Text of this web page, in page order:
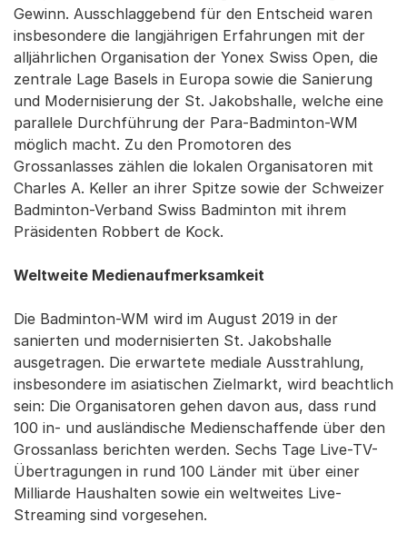
Gewinn. Ausschlaggebend für den Entscheid waren
insbesondere die langjährigen Erfahrungen mit der
alljährlichen Organisation der Yonex Swiss Open, die
zentrale Lage Basels in Europa sowie die Sanierung
und Modernisierung der St. Jakobshalle, welche eine
parallele Durchführung der Para-Badminton-WM
möglich macht. Zu den Promotoren des
Grossanlasses zählen die lokalen Organisatoren mit
Charles A. Keller an ihrer Spitze sowie der Schweizer
Badminton-Verband Swiss Badminton mit ihrem
Präsidenten Robbert de Kock.
Weltweite Medienaufmerksamkeit
Die Badminton-WM wird im August 2019 in der
sanierten und modernisierten St. Jakobshalle
ausgetragen. Die erwartete mediale Ausstrahlung,
insbesondere im asiatischen Zielmarkt, wird beachtlich
sein: Die Organisatoren gehen davon aus, dass rund
100 in- und ausländische Medienschaffende über den
Grossanlass berichten werden. Sechs Tage Live-TV-
Übertragungen in rund 100 Länder mit über einer
Milliarde Haushalten sowie ein weltweites Live-
Streaming sind vorgesehen.